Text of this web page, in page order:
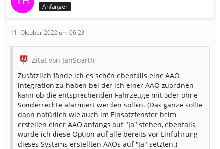
Anfänger
11. Oktober 2022 um 06:23
Zitat von JanSuerth
Zusätzlich fände ich es schön ebenfalls eine AAO
integration zu haben bei der ich einer AAO zuordnen
kann ob die entsprechenden Fahrzeuge mit oder ohne
Sonderrechte alarmiert werden sollen. (Das ganze sollte
dann natürlich wie auch im Einsatzfenster beim
erstellen einer AAO anfangs auf "Ja" stehen, ebenfalls
würde ich diese Option auf alle bereits vor Einführung
dieses Systems erstellten AAOs auf "Ja" setzten.)